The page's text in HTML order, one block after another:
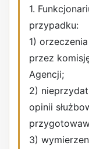
1.
przypadku:
1)
przez
Agencji;
2)
opinii
3)